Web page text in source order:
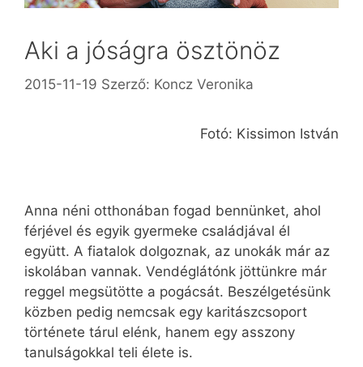
Aki a jóságra ösztönöz
2015-11-19 Szerző: Koncz Veronika
Fotó: Kissimon István
Anna néni otthonában fogad bennünket, ahol
férjével és egyik gyermeke családjával él
együtt. A fiatalok dolgoznak, az unokák már az
iskolában vannak. Vendéglátónk jöttünkre már
reggel megsütötte a pogácsát. Beszélgetésünk
közben pedig nemcsak egy karitászcsoport
története tárul elénk, hanem egy asszony
tanulságokkal teli élete is.